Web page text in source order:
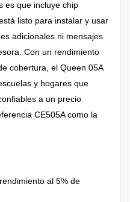
es que incluye chip
listo para instalar y usar
adicionales ni mensajes
Con un rendimiento
cobertura, el Queen 05A
y hogares que
a un precio
CE505A como la
al 5% de